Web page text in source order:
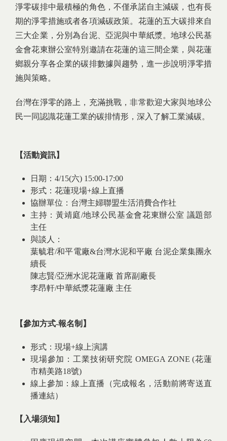
淨零碳排中最積極的角色，不僅承諾自主減碳，也有長
期的淨零措施或者各項減碳政策。花蓮的五大碳排來自
三大企業，分別為台泥、亞泥與中華紙漿。地球公民基
金會花東辦公室特別邀請在花蓮的這三間企業，與花蓮
鄉親分享各企業的碳排數據與趨勢，進一步說明淨零措
施與策略。
台灣在淨零的路上，充滿挑戰，非常歡迎大家與地球公
民一同認識花蓮工業的碳排情形，深入了解工業減碳。
【活動資訊】
日期：4/15(六) 15:00-17:00
形式：花蓮現場+線上直播
協辦單位：台灣主婦聯盟生活消費合作社
主持：黃靖庭/地球公民基金會花東辦公室 議題部
主任
與談人：
葉毓君/和平電廠&台灣水泥和平廠 台泥企業集團永
續長
陳志賢/亞洲水泥花蓮廠 首席副廠長
李昂軒/中華紙漿花蓮廠 主任
【參加方式-報名制】
形式：現場+線上演講
現場參加：工業技術研究院 OMEGA ZONE (花蓮
市精美路18號)
線上參加：線上直播（完成報名，活動前將寄送直
播連結）
【入場須知】